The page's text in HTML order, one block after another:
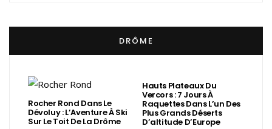
DRÔME
Rocher Rond Dans Le
Dévoluy : L’Aventure À Ski
Sur Le Toit De La Drôme
Hauts Plateaux Du
Vercors : 7 Jours À
Raquettes Dans L’un Des
Plus Grands Déserts
D’altitude D’Europe